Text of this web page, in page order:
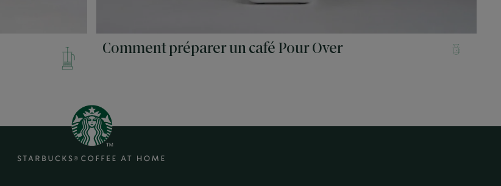
Comment préparer un café Pour Over